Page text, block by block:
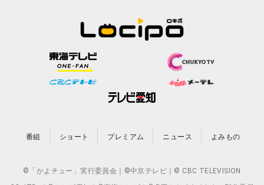
番組 ショート プレミアム ニュース よみもの
©「かよチュー」実行委員会｜©中京テレビ｜© CBC TELEVISION